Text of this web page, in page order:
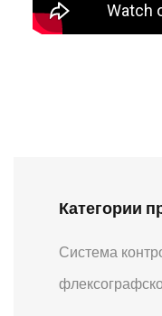
Категории
Система